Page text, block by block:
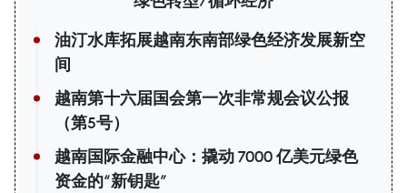
油汀水库拓展越南东南部绿色经济发展新空
间
越南第十六届国会第一次非常规会议公报
（第5号）
越南国际金融中心：撬动 7000 亿美元绿色
资金的“新钥匙”